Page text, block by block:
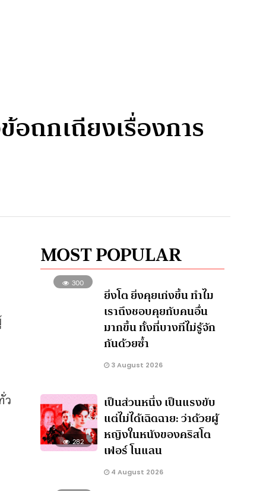
อถกเถียงเรื่องการ
ว
MOST POPULAR
300
ยิ่งโต ยิ่งคุยเก่งขึ้น ทำไม
เราถึงชอบคุยกับคนอื่น
มากขึ้น ทั้งที่บางทีไม่รู้จัก
กันด้วยซ้ำ
3 August 2026
282
เป็นส่วนหนึ่ง เป็นแรงขับ
แต่ไม่ได้เฉิดฉาย: ว่าด้วยผู้
หญิงในหนังของคริสโต
เฟอร์ โนแลน
4 August 2026